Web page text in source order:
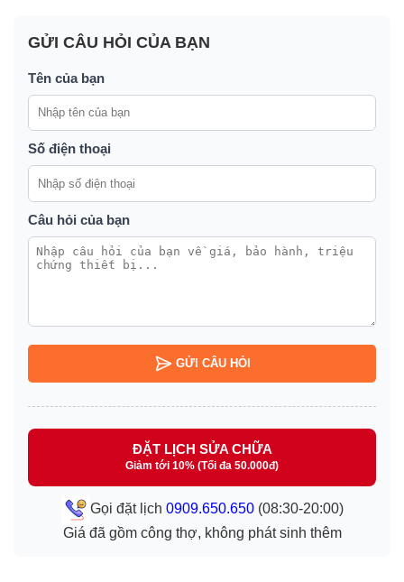
GỬI CÂU HỎI CỦA BẠN
Tên của bạn
Số điện thoại
Câu hỏi của bạn
GỬI CÂU HỎI
ĐẶT LỊCH SỬA CHỮA
Giảm tới 10% (Tối đa 50.000đ)
Gọi đặt lịch 0909.650.650(08:30-20:00)
Giá đã gồm công thợ, không phát sinh thêm